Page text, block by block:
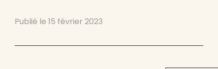
Publié le 15 février 2023